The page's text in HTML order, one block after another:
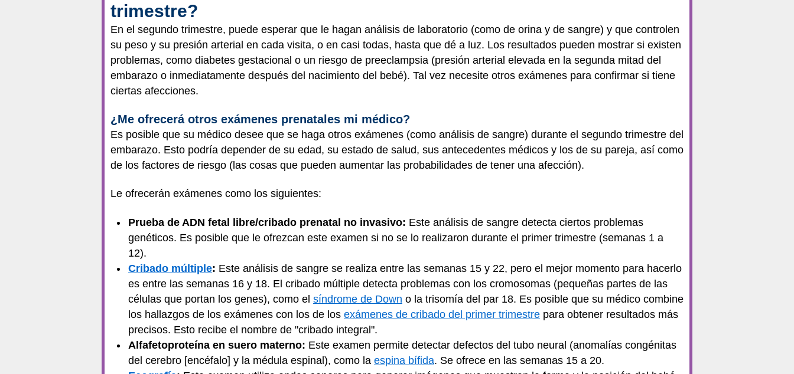
trimestre?
En el segundo trimestre, puede esperar que le hagan análisis de laboratorio (como de orina y de sangre) y que controlen
su peso y su presión arterial en cada visita, o en casi todas, hasta que dé a luz. Los resultados pueden mostrar si existen
problemas, como diabetes gestacional o un riesgo de preeclampsia (presión arterial elevada en la segunda mitad del
embarazo o inmediatamente después del nacimiento del bebé). Tal vez necesite otros exámenes para confirmar si tiene
ciertas afecciones.
¿Me ofrecerá otros exámenes prenatales mi médico?
Es posible que su médico desee que se haga otros exámenes (como análisis de sangre) durante el segundo trimestre del
embarazo. Esto podría depender de su edad, su estado de salud, sus antecedentes médicos y los de su pareja, así como
de los factores de riesgo (las cosas que pueden aumentar las probabilidades de tener una afección).
Le ofrecerán exámenes como los siguientes:
Prueba de ADN fetal libre/cribado prenatal no invasivo: Este análisis de sangre detecta ciertos problemas
genéticos. Es posible que le ofrezcan este examen si no se lo realizaron durante el primer trimestre (semanas 1 a
12).
Cribado múltiple: Este análisis de sangre se realiza entre las semanas 15 y 22, pero el mejor momento para hacerlo
es entre las semanas 16 y 18. El cribado múltiple detecta problemas con los cromosomas (pequeñas partes de las
células que portan los genes), como el síndrome de Down o la trisomía del par 18. Es posible que su médico combine
los hallazgos de los exámenes con los de los exámenes de cribado del primer trimestre para obtener resultados más
precisos. Esto recibe el nombre de "cribado integral".
Alfafetoproteína en suero materno: Este examen permite detectar defectos del tubo neural (anomalías congénitas
del cerebro [encéfalo] y la médula espinal), como la espina bífida. Se ofrece en las semanas 15 a 20.